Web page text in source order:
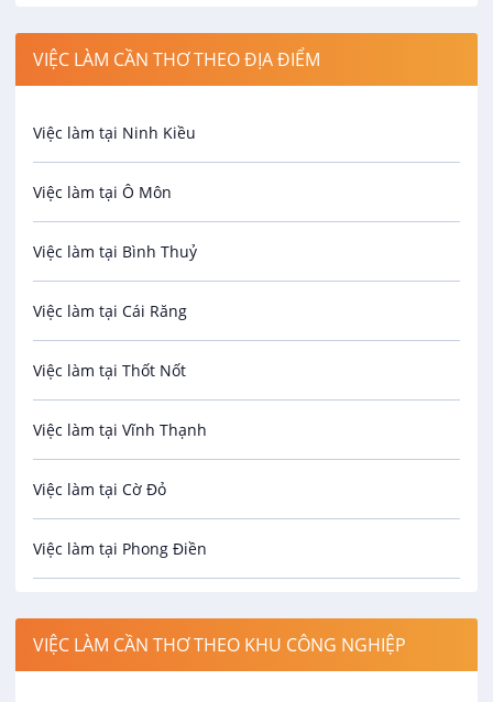
Spa
Bảo Vệ
An toàn lao động
Bảo hiểm
Biên phiên dịch
Bưu chính viễn thông
Cơ khí
Công nghệ sinh học
Công nghệ thực phẩm
Điện / Điện tử / Điện lạnh
Hàng hải / Hàng không
VIỆC LÀM CẦN THƠ THEO ĐỊA ĐIỂM
Việc làm tại Ninh Kiều
Việc làm tại Ô Môn
Việc làm tại Bình Thuỷ
Việc làm tại Cái Răng
Việc làm tại Thốt Nốt
Việc làm tại Vĩnh Thạnh
Việc làm tại Cờ Đỏ
Việc làm tại Phong Điền
Việc làm tại Cái Khế
VIỆC LÀM CẦN THƠ THEO KHU CÔNG NGHIỆP